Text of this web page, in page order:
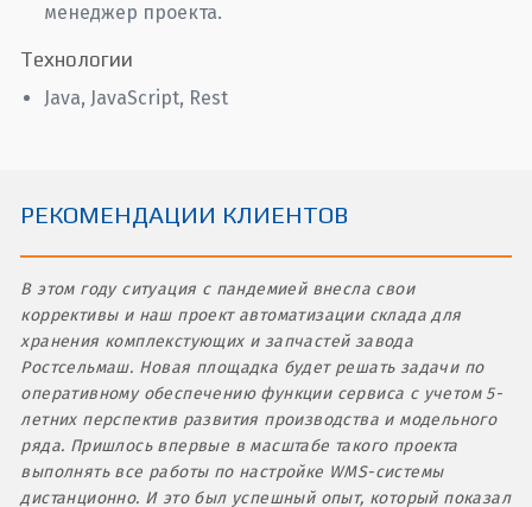
менеджер проекта.
Технологии
Java, JavaScript, Rest
РЕКОМЕНДАЦИИ КЛИЕНТОВ
В этом году ситуация с пандемией внесла свои
коррективы и наш проект автоматизации склада для
хранения комплекстующих и запчастей завода
Ростсельмаш. Новая площадка будет решать задачи по
оперативному обеспечению функции сервиса с учетом 5-
летних перспектив развития производства и модельного
ряда. Пришлось впервые в масштабе такого проекта
выполнять все работы по настройке WMS-системы
дистанционно. И это был успешный опыт, который показал